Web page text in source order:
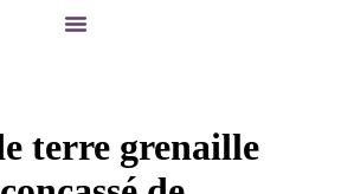
terre grenaille